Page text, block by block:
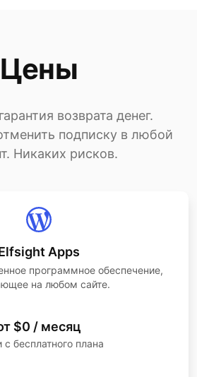
Цены
возврата денег.
подписку в любой
Никаких рисков.
Apps
программное обеспечение,
на любом сайте.
$0 / месяц
с бесплатного плана